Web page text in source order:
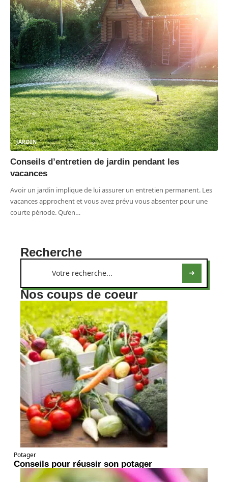
JARDIN
Conseils d’entretien de jardin pendant les
vacances
Avoir un jardin implique de lui assurer un entretien permanent. Les
vacances approchent et vous avez prévu vous absenter pour une
courte période. Qu’en…
Recherche
Nos coups de coeur
Potager
Conseils pour réussir son potager